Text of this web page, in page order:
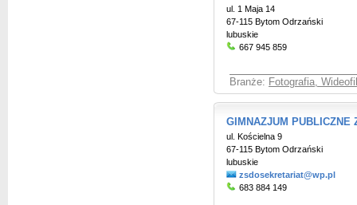
ul. 1 Maja 14
67-115 Bytom Odrzański
lubuskie
667 945 859
Branże: Fotografia,
GIMNAZJUM PUBLICZNE
ul. Kościelna 9
67-115 Bytom Odrzański
lubuskie
zsdosekretariat@wp.pl
683 884 149